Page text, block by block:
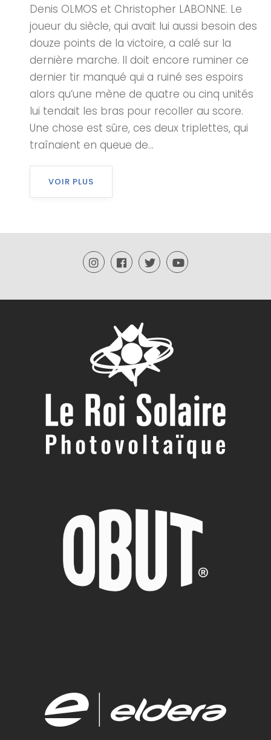
Denis OLMOS et Christopher LABONNE. Le
joueur du siècle, qui avait lui aussi besoin des
douze points de la victoire, a calé sur la
dernière marche. Il doit encore ruminer ce
dernier tir manqué qui a ruiné ses espoirs
alors qu’une mène de quatre ou cinq unités
lui tendait les bras pour recoller au score.
Une chose est sûre, ces deux triplettes, qui
traînaient en queue de...
VOIR PLUS